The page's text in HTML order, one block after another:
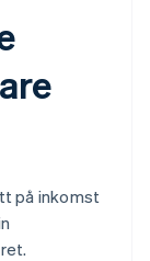
på inkomst